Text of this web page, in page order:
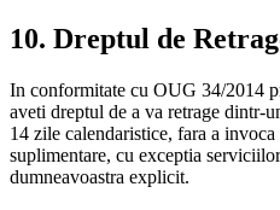
10. Dreptul de
In conformitate cu OUG 34/2014
aveti dreptul de a va retrage dintr-
14 zile calendaristice, fara a
suplimentare, cu exceptia
dumneavoastra explicit.